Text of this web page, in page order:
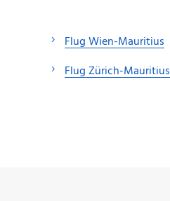
Flug Wien-Mauritius
Flug Zürich-Mauritius